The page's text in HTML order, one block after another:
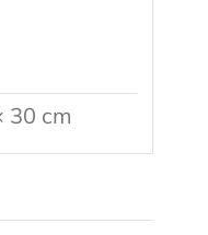
30 cm